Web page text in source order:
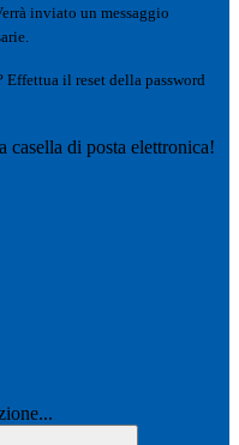
inviato un messaggio
Effettua il reset della password
casella di posta elettronica!